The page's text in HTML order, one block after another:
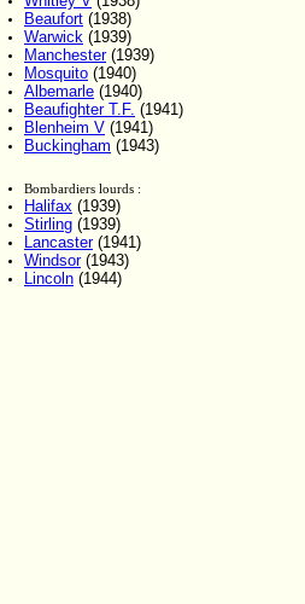
Beaufort (1938)
Warwick (1939)
Manchester(1939)
Mosquito (1940)
Albemarle (1940)
Beaufighter T.F. (1941)
Blenheim V (1941)
Buckingham (1943)
Bombardiers lourds :
Halifax (1939)
Stirling (1939)
Lancaster(1941)
Windsor(1943)
Lincoln (1944)